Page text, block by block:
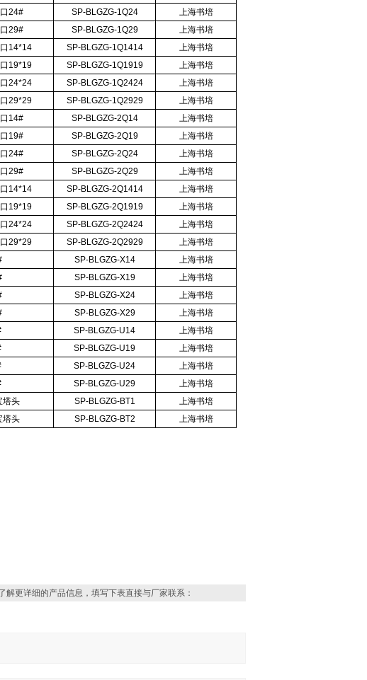
24# SP-BLGZG-1Q24
上海书培
29# SP-BLGZG-1Q29
上海书培
14*14 SP-BLGZG-1Q1414
上海书培
19*19 SP-BLGZG-1Q1919
上海书培
24*24 SP-BLGZG-1Q2424
上海书培
29*29 SP-BLGZG-1Q2929
上海书培
14# SP-BLGZG-2Q14
上海书培
19# SP-BLGZG-2Q19
上海书培
24# SP-BLGZG-2Q24
上海书培
29# SP-BLGZG-2Q29
上海书培
14*14 SP-BLGZG-2Q1414
上海书培
19*19 SP-BLGZG-2Q1919
上海书培
24*24 SP-BLGZG-2Q2424
上海书培
29*29 SP-BLGZG-2Q2929
上海书培
SP-BLGZG-X14
上海书培
SP-BLGZG-X19
上海书培
SP-BLGZG-X24
上海书培
SP-BLGZG-X29
上海书培
SP-BLGZG-U14
上海书培
SP-BLGZG-U19
上海书培
SP-BLGZG-U24
上海书培
SP-BLGZG-U29
上海书培
塔头 SP-BLGZG-BT1
上海书培
塔头 SP-BLGZG-BT2
上海书培
解更详细的产品信息，填写下表直接与厂家联系：